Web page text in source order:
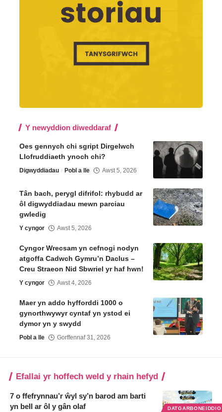
Y newyddion diweddaraf
Oes gennych chi sgript Dirgelwch
Llofruddiaeth ynoch chi?
Digwyddiadau Pobl a lle Awst 5, 2026
Tân bach, perygl difrifol: rhybudd ar
ôl digwyddiadau mewn parciau
gwledig
Y cyngor Awst 5, 2026
Cyngor Wrecsam yn cefnogi nodyn
atgoffa Cadwch Gymru’n Daclus –
Creu Straeon Nid Sbwriel yr haf hwn!
Y cyngor Awst 4, 2026
Maer yn addo hyfforddi 1000 o
gynorthwywyr cyntaf yn ystod ei
dymor yn y swydd
Pobl a lle Gorffennaf 31, 2026
Efallai yr hoffech weld y rhain hefyd
7 o ffefrynnau’r ŵyl sy’n barod am barti
yn bell ar ôl y gân olaf